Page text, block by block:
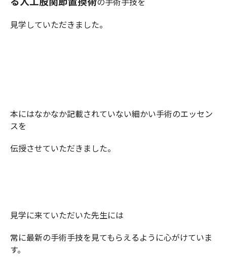
見学していただきました。
本にはなかなか記載されていない細かい手術のエッセン
スを
伝授させていただきました。
見学に来ていただいた先生には
常に最新の手術手技を見てもらえるように心がけていま
す。